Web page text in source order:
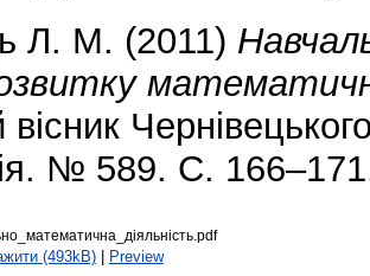
Л. М. (2011)
№ 589. С.
(493kB)| Preview